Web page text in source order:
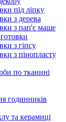
під ліпку
з дерева
з пап'є маше
з гіпсу
з пінопласту
по тканині
годинників
та керамиці